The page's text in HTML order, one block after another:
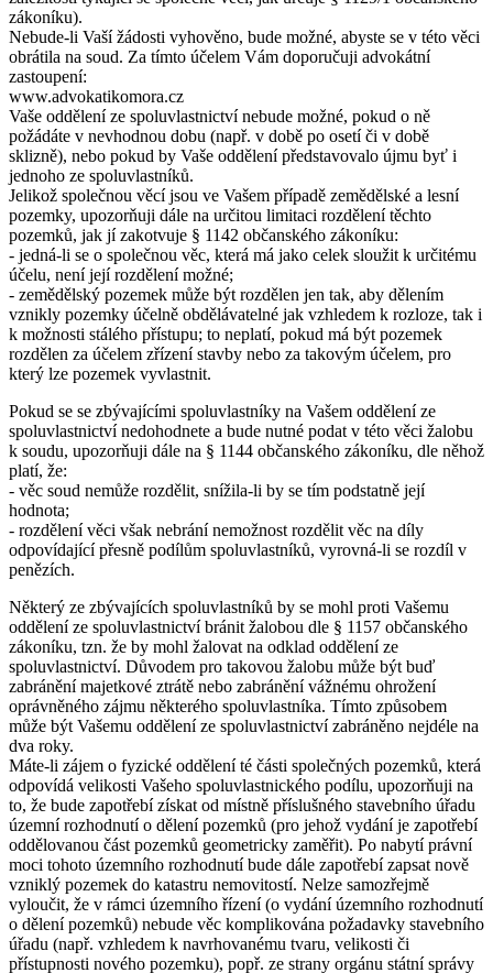
zákoníku).
Nebude-li Vaší žádosti vyhověno, bude možné, abyste se v této věci
obrátila na soud. Za tímto účelem Vám doporučuji advokátní
zastoupení:
www.advokatikomora.cz
Vaše oddělení ze spoluvlastnictví nebude možné, pokud o ně
požádáte v nevhodnou dobu (např. v době po osetí či v době
sklizně), nebo pokud by Vaše oddělení představovalo újmu byť i
jednoho ze spoluvlastníků.
Jelikož společnou věcí jsou ve Vašem případě zemědělské a lesní
pozemky, upozorňuji dále na určitou limitaci rozdělení těchto
pozemků, jak jí zakotvuje § 1142 občanského zákoníku:
- jedná-li se o společnou věc, která má jako celek sloužit k určitému
účelu, není její rozdělení možné;
- zemědělský pozemek může být rozdělen jen tak, aby dělením
vznikly pozemky účelně obdělávatelné jak vzhledem k rozloze, tak i
k možnosti stálého přístupu; to neplatí, pokud má být pozemek
rozdělen za účelem zřízení stavby nebo za takovým účelem, pro
který lze pozemek vyvlastnit.
Pokud se se zbývajícími spoluvlastníky na Vašem oddělení ze
spoluvlastnictví nedohodnete a bude nutné podat v této věci žalobu
k soudu, upozorňuji dále na § 1144 občanského zákoníku, dle něhož
platí, že:
- věc soud nemůže rozdělit, snížila-li by se tím podstatně její
hodnota;
- rozdělení věci však nebrání nemožnost rozdělit věc na díly
odpovídající přesně podílům spoluvlastníků, vyrovná-li se rozdíl v
penězích.
Některý ze zbývajících spoluvlastníků by se mohl proti Vašemu
oddělení ze spoluvlastnictví bránit žalobou dle § 1157 občanského
zákoníku, tzn. že by mohl žalovat na odklad oddělení ze
spoluvlastnictví. Důvodem pro takovou žalobu může být buď
zabránění majetkové ztrátě nebo zabránění vážnému ohrožení
oprávněného zájmu některého spoluvlastníka. Tímto způsobem
může být Vašemu oddělení ze spoluvlastnictví zabráněno nejdéle na
dva roky.
Máte-li zájem o fyzické oddělení té části společných pozemků, která
odpovídá velikosti Vašeho spoluvlastnického podílu, upozorňuji na
to, že bude zapotřebí získat od místně příslušného stavebního úřadu
územní rozhodnutí o dělení pozemků (pro jehož vydání je zapotřebí
oddělovanou část pozemků geometricky zaměřit). Po nabytí právní
moci tohoto územního rozhodnutí bude dále zapotřebí zapsat nově
vzniklý pozemek do katastru nemovitostí. Nelze samozřejmě
vyloučit, že v rámci územního řízení (o vydání územního rozhodnutí
o dělení pozemků) nebude věc komplikována požadavky stavebního
úřadu (např. vzhledem k navrhovanému tvaru, velikosti či
přístupnosti nového pozemku), popř. ze strany orgánu státní správy